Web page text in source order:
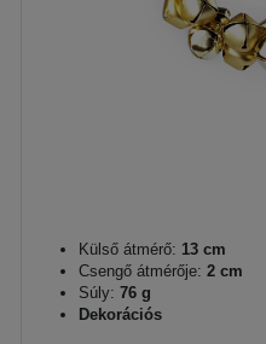
Külső átmérő: 13 cm
Csengő átmérője: 2 cm
Súly: 76 g
Dekorációs